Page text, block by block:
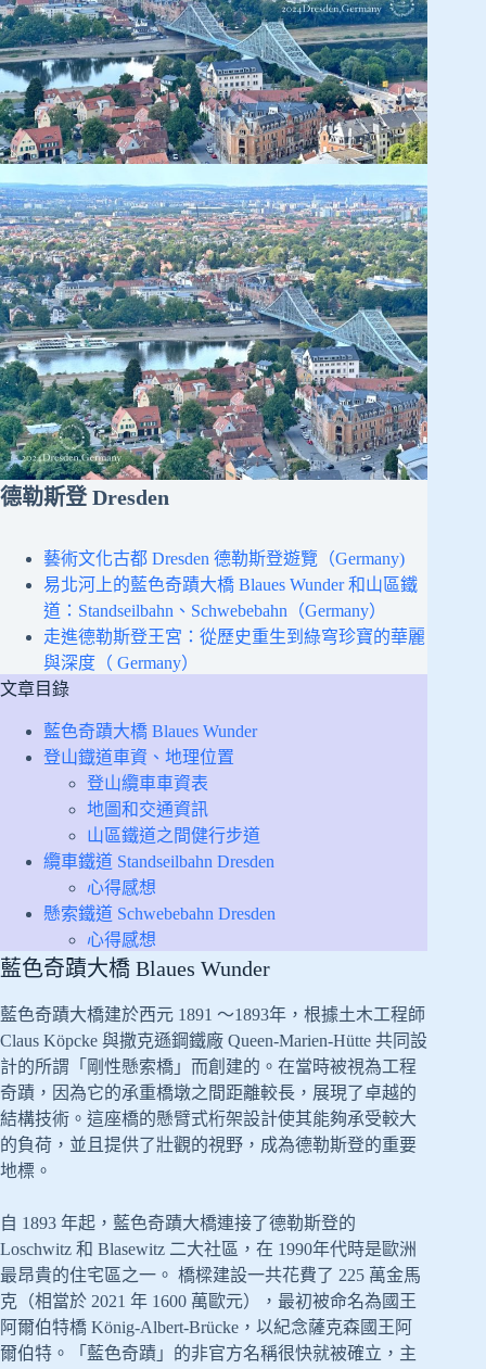
德勒斯登 Dresden
藝術文化古都 Dresden 德勒斯登遊覽（Germany)
易北河上的藍色奇蹟大橋 Blaues Wunder 和山區鐵
道：Standseilbahn、Schwebebahn（Germany）
走進德勒斯登王宮：從歷史重生到綠穹珍寶的華麗
與深度（ Germany）
文章目錄
藍色奇蹟大橋 Blaues Wunder
登山鐡道車資、地理位置
登山纜車車資表
地圖和交通資訊
山區鐵道之間健行步道
纜車鐵道 Standseilbahn Dresden
心得感想
懸索鐵道 Schwebebahn Dresden
心得感想
藍色奇蹟大橋 Blaues Wunder
藍色奇蹟大橋建於西元 1891 ～1893年，根據土木工程師
Claus Köpcke 與撒克遜鋼鐵廠 Queen-Marien-Hütte 共同設
計的所謂「剛性懸索橋」而創建的。在當時被視為工程
奇蹟，因為它的承重橋墩之間距離較長，展現了卓越的
結構技術。這座橋的懸臂式桁架設計使其能夠承受較大
的負荷，並且提供了壯觀的視野，成為德勒斯登的重要
地標。
自 1893 年起，藍色奇蹟大橋連接了德勒斯登的
Loschwitz 和 Blasewitz 二大社區，在 1990年代時是歐洲
最昂貴的住宅區之一。 橋樑建設一共花費了 225 萬金馬
克（相當於 2021 年 1600 萬歐元），最初被命名為國王
阿爾伯特橋 König-Albert-Brücke，以紀念薩克森國王阿
爾伯特。「藍色奇蹟」的非官方名稱很快就被確立，主